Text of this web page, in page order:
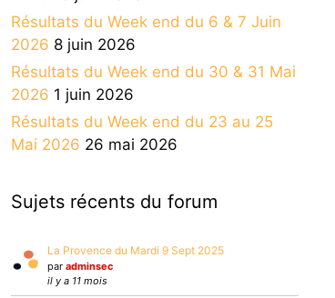
Résultats du Week end du 6 & 7 Juin
2026 8 juin 2026
Résultats du Week end du 30 & 31 Mai
2026 1 juin 2026
Résultats du Week end du 23 au 25
Mai 2026 26 mai 2026
Sujets récents du forum
La Provence du Mardi 9 Sept 2025
par adminsec
il y a 11 mois